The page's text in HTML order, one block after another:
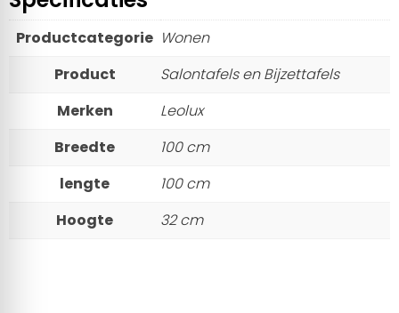
Productcategorie Wonen
Product
Salontafels en Bijzettafels
Merken
Leolux
Breedte
100 cm
lengte
100 cm
Hoogte
32 cm